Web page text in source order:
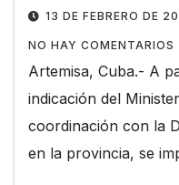
13 DE FEBRERO DE
NO HAY COMENTARIOS
Artemisa, Cuba.- A
indicación del
coordinación con la
en la provincia, se